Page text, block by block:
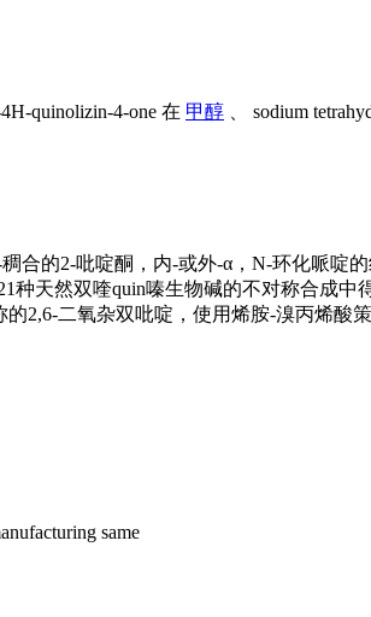
quinolizin-4-one 在 甲醇 、 sodium
合的2-吡啶酮，内-或外-α，N-环化哌啶
天然双喹quin嗪生物碱的不对称合成中
2,6-二氧杂双吡啶，使用烯胺-溴丙烯酸
same